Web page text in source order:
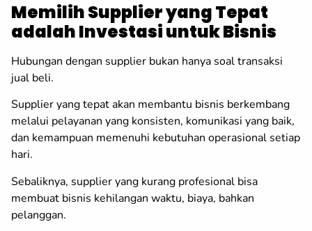
Memilih Supplier yang Tepat
adalah Investasi untuk Bisnis
Hubungan dengan supplier bukan hanya soal transaksi
jual beli.
Supplier yang tepat akan membantu bisnis berkembang
melalui pelayanan yang konsisten, komunikasi yang baik,
dan kemampuan memenuhi kebutuhan operasional setiap
hari.
Sebaliknya, supplier yang kurang profesional bisa
membuat bisnis kehilangan waktu, biaya, bahkan
pelanggan.